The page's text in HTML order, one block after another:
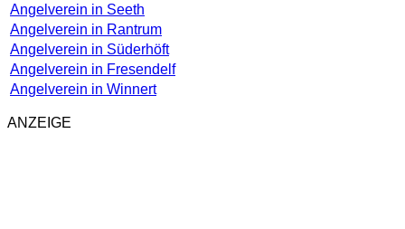
Angelverein in Seeth
Angelverein in Rantrum
Angelverein in Süderhöft
Angelverein in Fresendelf
Angelverein in Winnert
ANZEIGE